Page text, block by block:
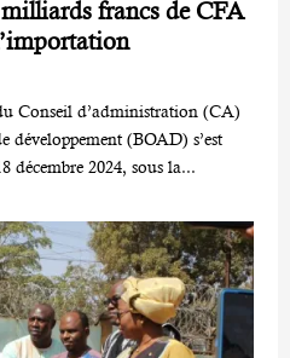
francs de CFA
Conseil d’administration (CA)
développement (BOAD) s’est
décembre 2024, sous la...